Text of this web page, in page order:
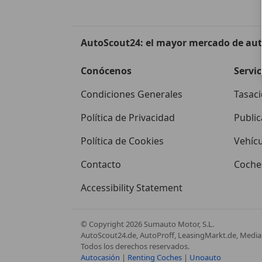
AutoScout24: el mayor mercado de
Conócenos
Condiciones Generales
Política de Privacidad
Política de Cookies
Contacto
Accessibility Statement
© Copyright2026 Sumauto Motor, S.L.
AutoScout24.de, AutoProff, LeasingMarkt.de,
Todos los derechos reservados.
Autocasión | Renting Coches | Unoauto